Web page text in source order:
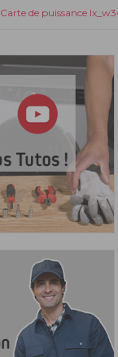
Carte de puissance